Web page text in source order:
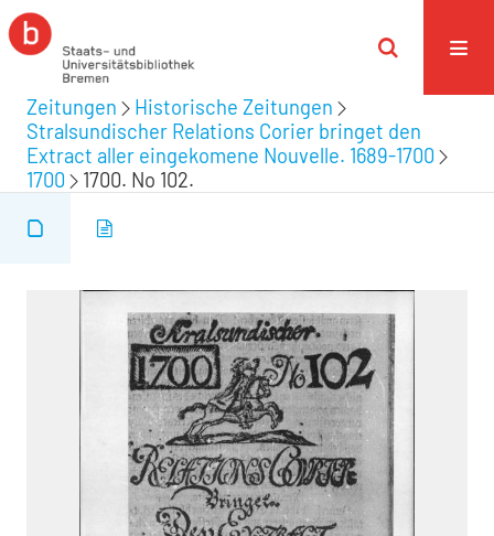
Zeitungen
Historische Zeitungen
Stralsundischer Relations Corier bringet den
Extract aller eingekomene Nouvelle. 1689-1700
1700
1700. No 102.